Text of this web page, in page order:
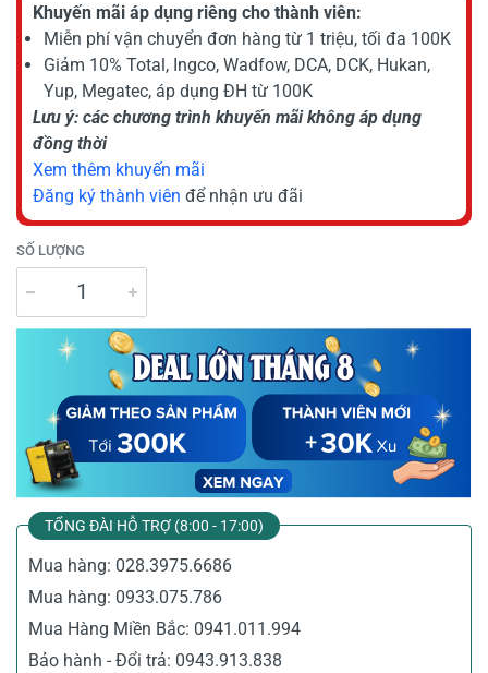
Khuyến mãi áp dụng riêng cho thành viên:
Miễn phí vận chuyển đơn hàng từ 1 triệu, tối đa 100K
Giảm 10% Total, Ingco, Wadfow, DCA, DCK, Hukan,
Yup, Megatec, áp dụng ĐH từ 100K
Lưu ý: các chương trình khuyến mãi không áp dụng
đồng thời
Xem thêm khuyến mãi
Đăng ký thành viên để nhận ưu đãi
SỐ LƯỢNG
TỔNG ĐÀI HỖ TRỢ (8:00 - 17:00)
Mua hàng: 028.3975.6686
Mua hàng: 0933.075.786
Mua Hàng Miền Bắc: 0941.011.994
Bảo hành - Đổi trả: 0943.913.838